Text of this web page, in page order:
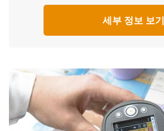
세부 정보 보기